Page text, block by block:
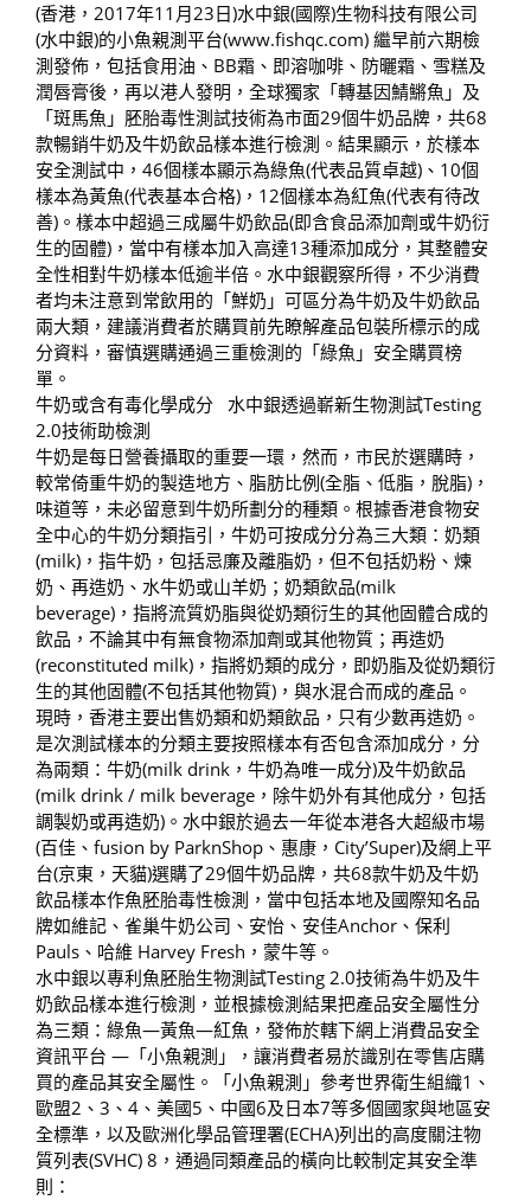
(香港，2017年11月23日)水中銀(國際)生物科技有限公司
(水中銀)的小魚親測平台(www.fishqc.com) 繼早前六期檢
測發佈，包括食用油、BB霜、即溶咖啡、防曬霜、雪糕及
潤唇膏後，再以港人發明，全球獨家「轉基因鯖鱂魚」及
「斑馬魚」胚胎毒性測試技術為市面29個牛奶品牌，共68
款暢銷牛奶及牛奶飲品樣本進行檢測。結果顯示，於樣本
安全測試中，46個樣本顯示為綠魚(代表品質卓越)、10個
樣本為黃魚(代表基本合格)，12個樣本為紅魚(代表有待改
善)。樣本中超過三成屬牛奶飲品(即含食品添加劑或牛奶衍
生的固體)，當中有樣本加入高達13種添加成分，其整體安
全性相對牛奶樣本低逾半倍。水中銀觀察所得，不少消費
者均未注意到常飲用的「鮮奶」可區分為牛奶及牛奶飲品
兩大類，建議消費者於購買前先瞭解產品包裝所標示的成
分資料，審慎選購通過三重檢測的「綠魚」安全購買榜
單。
牛奶或含有毒化學成分 水中銀透過嶄新生物測試Testing
2.0技術助檢測
牛奶是每日營養攝取的重要一環，然而，市民於選購時，
較常倚重牛奶的製造地方、脂肪比例(全脂、低脂，脫脂)，
味道等，未必留意到牛奶所劃分的種類。根據香港食物安
全中心的牛奶分類指引，牛奶可按成分分為三大類：奶類
(milk)，指牛奶，包括忌廉及離脂奶，但不包括奶粉、煉
奶、再造奶、水牛奶或山羊奶；奶類飲品(milk
beverage)，指將流質奶脂與從奶類衍生的其他固體合成的
飲品，不論其中有無食物添加劑或其他物質；再造奶
(reconstituted milk)，指將奶類的成分，即奶脂及從奶類衍
生的其他固體(不包括其他物質)，與水混合而成的產品。
現時，香港主要出售奶類和奶類飲品，只有少數再造奶。
是次測試樣本的分類主要按照樣本有否包含添加成分，分
為兩類：牛奶(milk drink，牛奶為唯一成分)及牛奶飲品
(milk drink / milk beverage，除牛奶外有其他成分，包括
調製奶或再造奶)。水中銀於過去一年從本港各大超級市場
(百佳、fusion by ParknShop、惠康，City’Super)及網上平
台(京東，天貓)選購了29個牛奶品牌，共68款牛奶及牛奶
飲品樣本作魚胚胎毒性檢測，當中包括本地及國際知名品
牌如維記、雀巢牛奶公司、安怡、安佳Anchor、保利
Pauls、哈維 Harvey Fresh，蒙牛等。
水中銀以專利魚胚胎生物測試Testing 2.0技術為牛奶及牛
奶飲品樣本進行檢測，並根據檢測結果把產品安全屬性分
為三類：綠魚—黃魚—紅魚，發佈於轄下網上消費品安全
資訊平台 —「小魚親測」，讓消費者易於識別在零售店購
買的產品其安全屬性。「小魚親測」參考世界衛生組織1、
歐盟2、3、4、美國5、中國6及日本7等多個國家與地區安
全標準，以及歐洲化學品管理署(ECHA)列出的高度關注物
質列表(SVHC) 8，通過同類產品的橫向比較制定其安全準
則：